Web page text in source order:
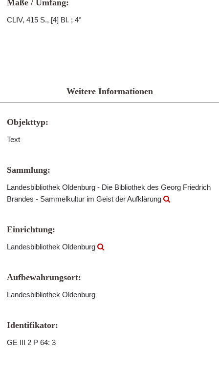
Maße / Umfang:
CLIV, 415 S., [4] Bl. ; 4°
Weitere Informationen
Objekttyp:
Text
Sammlung:
Landesbibliothek Oldenburg - Die Bibliothek des Georg Friedrich
Brandes - Sammelkultur im Geist der Aufklärung
Einrichtung:
Landesbibliothek Oldenburg
Aufbewahrungsort:
Landesbibliothek Oldenburg
Identifikator:
GE III 2 P 64: 3